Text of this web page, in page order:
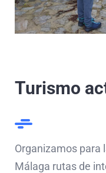
Turismo
Organizamos para
Málaga rutas de